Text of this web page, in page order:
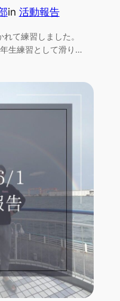
in 活動報告
て練習しました。
生練習として滑り…